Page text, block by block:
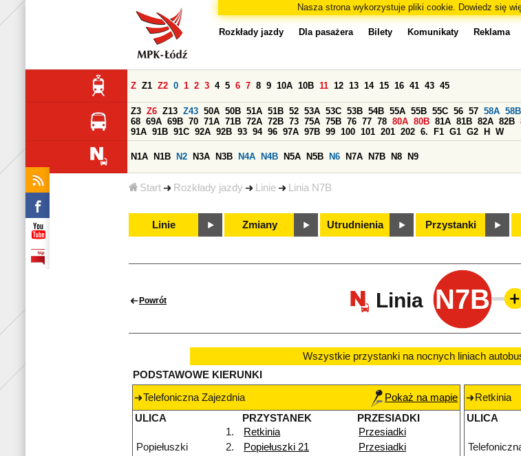
Nasza strona wykorzystuje pliki cookie. Dowiedz się
Start Rozkłady jazdy Linie Linia N7B
Rozkłady jazdy Dla pasażera Bilety Komunikaty Reklama
Z Z1 Z2 0 1 2 3 4 5 6 7 8 9 10A 10B 11 12 13 14 15 16 41 43 45
Z3 Z6 Z13 Z43 50A 50B 51A 51B 52 53A 53C 53B 54B 55A 55B 55C 56 57 58A 58B
68 69A 69B 70 71A 71B 72A 72B 73 75A 75B 76 77 78 80A 80B 81A 81B 82A 82B
91A 91B 91C 92A 92B 93 94 96 97A 97B 99 100 101 201 202 6. F1 G1 G2 H W
N1A N1B N2 N3A N3B N4A N4B N5A N5B N6 N7A N7B N8 N9
Linie Zmiany Utrudnienia Przystanki
Powrót Linia N7B
Wszystkie przystanki na nocnych liniach
PODSTAWOWE KIERUNKI
Telefoniczna Zajezdnia
Pokaż na mapie
ULICA
PRZYSTANEK
PRZESIADKI
1.
Retkinia
Przesiadki
Popiełuszki
2. Popiełuszki 21
Przesiadki
Retkinia
ULICA